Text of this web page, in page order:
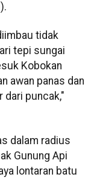
tidak
tepi sungai
Kobokan
awan panas dan
dari puncak,"
dalam radius
Gunung Api
lontaran batu